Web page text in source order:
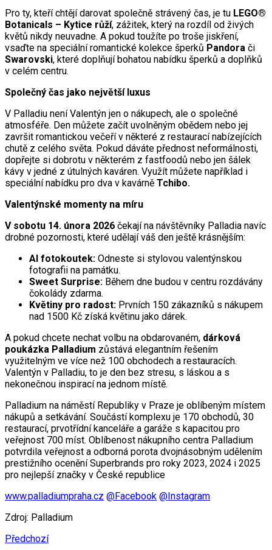
Pro ty, kteří chtějí darovat společně strávený čas, je tu LEGO®
Botanicals – Kytice růží, zážitek, který na rozdíl od živých
květů nikdy neuvadne. A pokud toužíte po troše jiskření,
vsaďte na speciální romantické kolekce šperků Pandora či
Swarovski, které doplňují bohatou nabídku šperků a doplňků
v celém centru.
Společný čas jako největší luxus
V Palladiu není Valentýn jen o nákupech, ale o společné
atmosféře. Den můžete začít uvolněným obědem nebo jej
završit romantickou večeří v některé z restaurací nabízejících
chutě z celého světa. Pokud dáváte přednost neformálnosti,
dopřejte si dobrotu v některém z fastfoodů nebo jen šálek
kávy v jedné z útulných kaváren. Využít můžete například i
speciální nabídku pro dva v kavárně Tchibo.
Valentýnské momenty na míru
V sobotu 14. února 2026 čekají na návštěvníky Palladia navíc
drobné pozornosti, které udělají váš den ještě krásnějším:
AI fotokoutek: Odneste si stylovou valentýnskou
fotografii na památku.
Sweet Surprise: Během dne budou v centru rozdávány
čokolády zdarma.
Květiny pro radost: Prvních 150 zákazníků s nákupem
nad 1500 Kč získá květinu jako dárek.
A pokud chcete nechat volbu na obdarovaném, dárková
poukázka Palladium zůstává elegantním řešením
využitelným ve více než 100 obchodech a restauracích.
Valentýn v Palladiu, to je den bez stresu, s láskou a s
nekonečnou inspirací na jednom místě.
Palladium na náměstí Republiky v Praze je oblíbeným místem
nákupů a setkávání. Součástí komplexu je 170 obchodů, 30
restaurací, prvotřídní kanceláře a garáže s kapacitou pro
veřejnost 700 míst. Oblíbenost nákupního centra Palladium
potvrdila veřejnost a odborná porota dvojnásobným udělením
prestižního ocenění Superbrands pro roky 2023, 2024 i 2025
pro nejlepší značky v České republice
www.palladiumpraha.cz @Facebook @Instagram
Zdroj: Palladium
Předchozí